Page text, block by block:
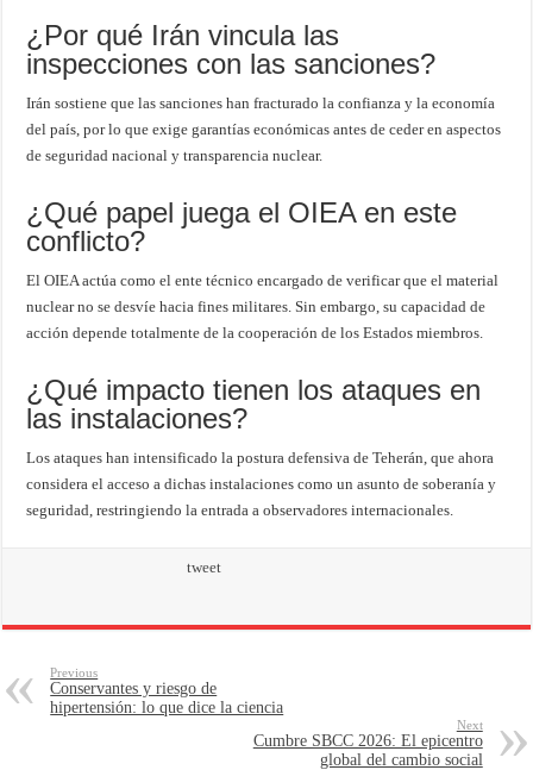
¿Por qué Irán vincula las
inspecciones con las sanciones?
Irán sostiene que las sanciones han fracturado la confianza y la economía
del país, por lo que exige garantías económicas antes de ceder en aspectos
de seguridad nacional y transparencia nuclear.
¿Qué papel juega el OIEA en este
conflicto?
El OIEA actúa como el ente técnico encargado de verificar que el material
nuclear no se desvíe hacia fines militares. Sin embargo, su capacidad de
acción depende totalmente de la cooperación de los Estados miembros.
¿Qué impacto tienen los ataques en
las instalaciones?
Los ataques han intensificado la postura defensiva de Teherán, que ahora
considera el acceso a dichas instalaciones como un asunto de soberanía y
seguridad, restringiendo la entrada a observadores internacionales.
tweet
Previous
Conservantes y riesgo de
hipertensión: lo que dice la ciencia
Next
Cumbre SBCC 2026: El epicentro
global del cambio social